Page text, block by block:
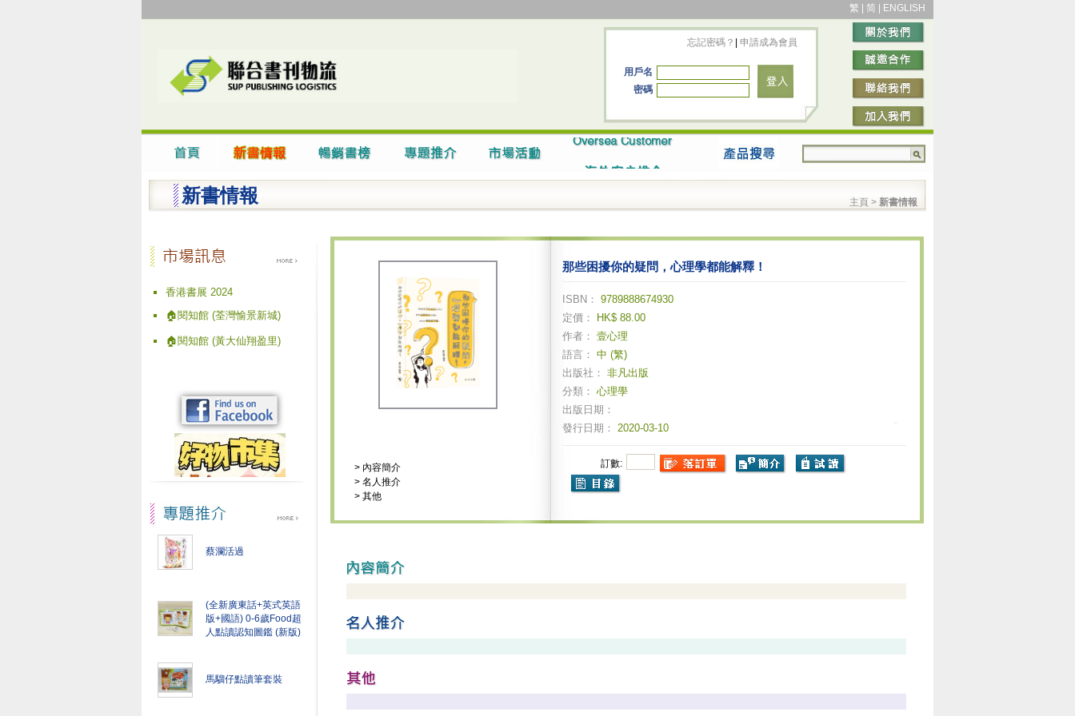
繁 简 ENGLISH
忘記密碼？ 申請成為會員
用戶名
密碼
新書情報 主頁 > 新書情報
香港書展 2024
🏠閱知館 (荃灣愉景新城)
🏠閱知館 (黃大仙翔盈里)
蔡瀾活過
(全新廣東話+英式英語
版+國語) 0-6歲Food超
人點讀認知圖鑑 (新版)
馬騮仔點讀筆套裝
> 內容簡介
> 名人推介
> 其他
那些困擾你的疑問，心理學都能解釋！
ISBN： 9789888674930
定價：
HK$ 88.00
作者： 壹心理
語言： 中 (繁)
出版社： 非凡出版
分類： 心理學
出版日期：
發行日期： 2020-03-10
訂數: